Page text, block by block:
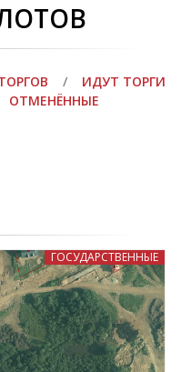
/
ИДУТ ТОРГИ
ОТМЕНЁННЫЕ
ГОСУДАРСТВЕННЫЕ